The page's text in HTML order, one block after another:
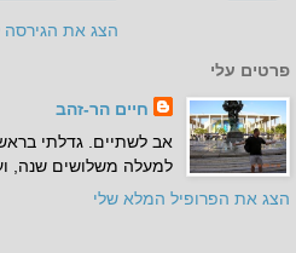
הצג את הגירסה
פרטים עלי
חיים הר-זהב
אב לשתיים. גדלתי
למעלה משלושים שנה,
הצג את הפרופיל המלא שלי